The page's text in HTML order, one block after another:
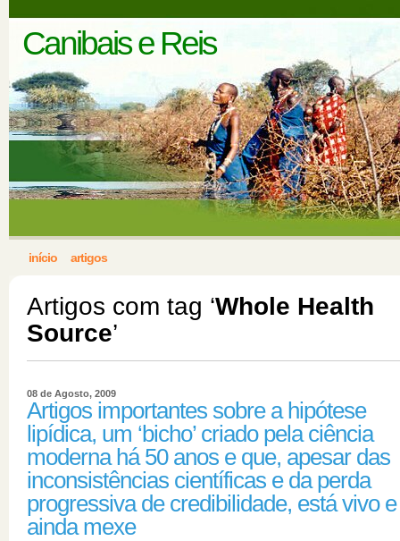
Canibais e Reis
início artigos
Artigos com tag ‘Whole Health
Source’
08 de Agosto, 2009
Artigos importantes sobre a hipótese
lipídica, um ‘bicho’ criado pela ciência
moderna há 50 anos e que, apesar das
inconsistências científicas e da perda
progressiva de credibilidade, está vivo e
ainda mexe